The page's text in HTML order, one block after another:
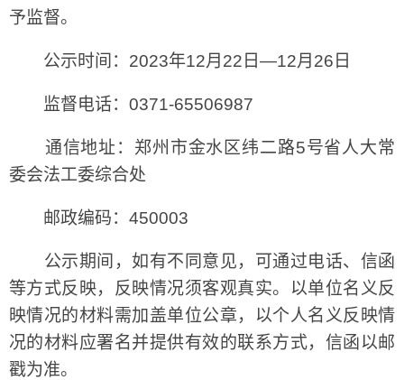
予监督。
公示时间：2023年12月22日—12月26日
监督电话：0371-65506987
通信地址：郑州市金水区纬二路5号省人大常
委会法工委综合处
邮政编码：450003
公示期间，如有不同意见，可通过电话、信函
等方式反映，反映情况须客观真实。以单位名义反
映情况的材料需加盖单位公章，以个人名义反映情
况的材料应署名并提供有效的联系方式，信函以邮
戳为准。